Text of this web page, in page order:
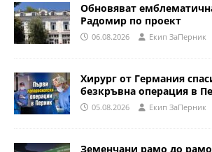
Обновяват
Радомир по проект
06.08.2026 Eкип ЗаПерник
Хирург от Германия
безкръвна операция в
05.08.2026 Eкип ЗаПерник
Земенчани рамо до